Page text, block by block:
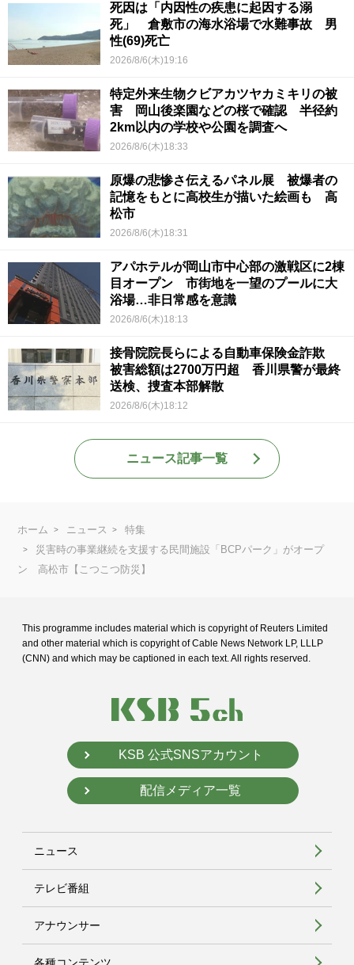
死因は「内因性の疾患に起因する溺
死」 倉敷市の海水浴場で水難事故 男
性(69)死亡
2026/8/6(木)19:16
特定外来生物クビアカツヤカミキリの被
害 岡山後楽園などの桜で確認 半径約
2km以内の学校や公園を調査へ
2026/8/6(木)18:33
原爆の悲惨さ伝えるパネル展 被爆者の
記憶をもとに高校生が描いた絵画も 高
松市
2026/8/6(木)18:31
アパホテルが岡山市中心部の激戦区に2棟
目オープン 市街地を一望のプールに大
浴場…非日常感を意識
2026/8/6(木)18:13
接骨院院長らによる自動車保険金詐欺
被害総額は2700万円超 香川県警が最終
送検、捜査本部解散
2026/8/6(木)18:12
ニュース記事一覧
ホーム ニュース
特集
災害時の事業継続を支援する民間施設「BCPパーク」がオープ
ン 高松市【こつこつ防災】
This programme includes material which is copyright of Reuters Limited
and other material which is copyright of Cable News Network LP, LLLP
(CNN) and which may be captioned in each text. All rights reserved.
KSB 公式SNSアカウント
配信メディア一覧
ニュース
テレビ番組
アナウンサー